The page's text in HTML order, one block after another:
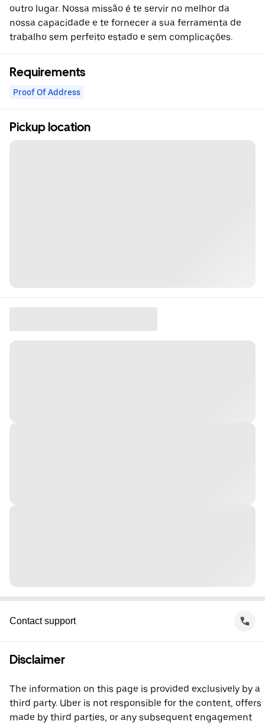
outro lugar. Nossa missão é te servir no melhor da
nossa capacidade e te fornecer a sua ferramenta de
trabalho sem perfeito estado e sem complicações.
Requirements
Proof Of Address
Pickup location
Contact support
Disclaimer
The information on this page is provided exclusively by a
third party. Uber is not responsible for the content, offers
made by third parties, or any subsequent engagement